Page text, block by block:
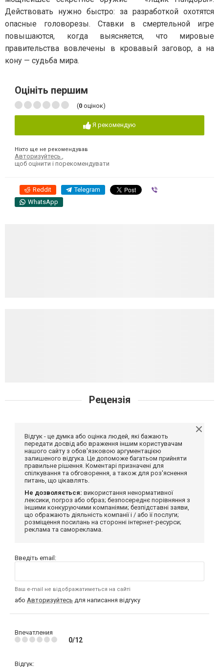
Действовать нужно быстро: за разработкой охотятся
опасные головорезы. Ставки в смертельной игре
повышаются, когда выясняется, что мировые
правительства вовлечены в кровавый заговор, а на
кону — судьба мира.
Оцініть першим
(0 оцінок)
Я рекомендую
Ніхто ще не рекомендував
Авторизуйтесь
щоб оцінити і порекомендувати
Reddit Telegram
WhatsApp
Рецензія
Відгук - це думка або оцінка людей, які бажають
передати досвід або враження іншим користувачам
нашого сайту з обов'язковою аргументацією
залишеного відгука. Це допоможе багатьом прийняти
правильне рішення. Коментарі призначені для
спілкування та обговорення, а також для роз'яснення
питань, що цікавлять.
Не дозволяється: використання ненормативної
лексики, погроз або образ; безпосереднє порівняння з
іншими конкуруючими компаніями; безпідставні заяви,
що ображають діяльність компанії і / або її послуги;
розміщення посилань на сторонні інтернет-ресурси;
реклама та самореклама.
Введіть email:
Ваш e-mail не відображатиметься на сайті
або Авторизуйтесь для написання відгуку
Впечатления
0/12
Відгук: